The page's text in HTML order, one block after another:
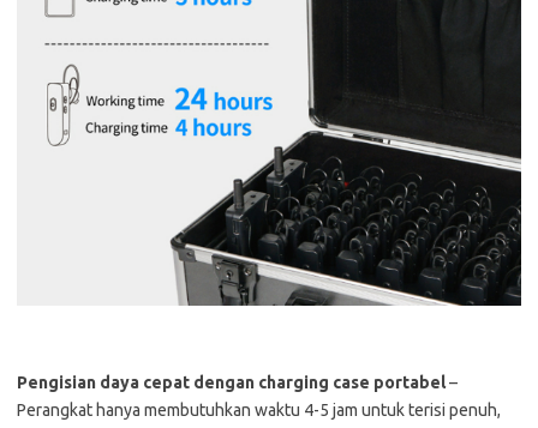
Pengisian daya cepat dengan charging case portabel–
Perangkat hanya membutuhkan waktu 4-5 jam untuk terisi penuh,